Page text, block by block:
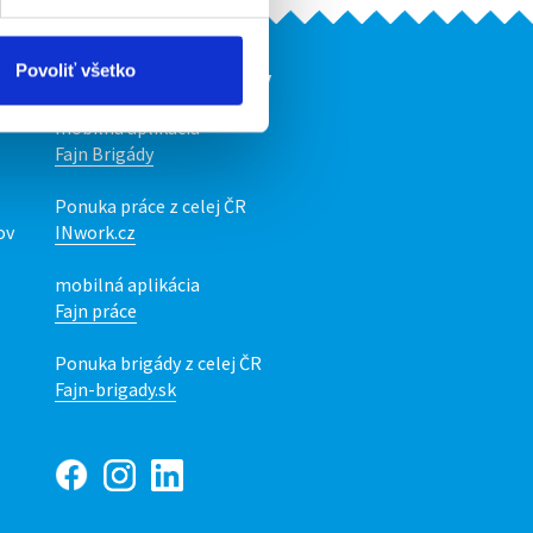
Povoliť všetko
Naše ďalšie projekty
mobilná aplikácia
Fajn Brigády
Ponuka práce z celej ČR
INwork.cz
mobilná aplikácia
Fajn práce
Ponuka brigády z celej ČR
Fajn-brigady.sk